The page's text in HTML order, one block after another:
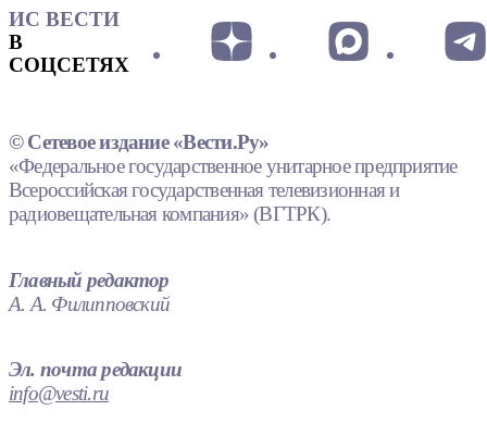
ИС ВЕСТИ
В
СОЦСЕТЯХ
© Сетевое издание «Вести.Ру»
«Федеральное государственное унитарное предприятие
Всероссийская государственная телевизионная и
радиовещательная компания» (ВГТРК).
Главный редактор
А. А. Филипповский
Эл. почта редакции
info@vesti.ru